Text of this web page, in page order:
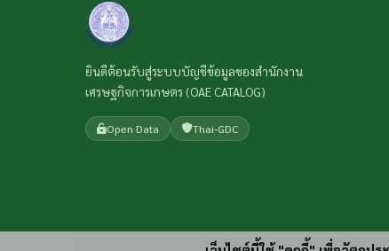
ยินดีต้อนรับสู่ระบบบัญชีข้อมูลของสำนักงาน
เศรษฐกิจการเกษตร (OAE CATALOG)
Open Data Thai-GDC